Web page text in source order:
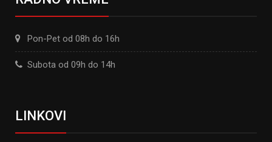
Pon-Pet od 08h do 16h
Subota od 09h do 14h
LINKOVI